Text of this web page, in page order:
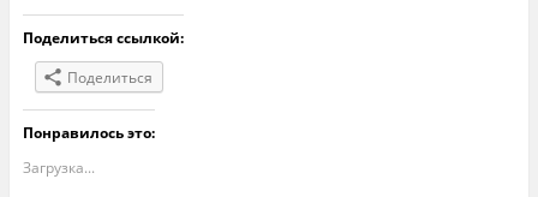
Поделиться ссылкой:
Поделиться
Понравилось это:
Загрузка...